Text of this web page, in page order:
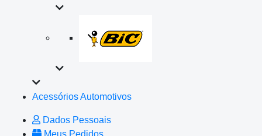
Acessórios Automotivos
Dados Pessoais
Meus Pedidos